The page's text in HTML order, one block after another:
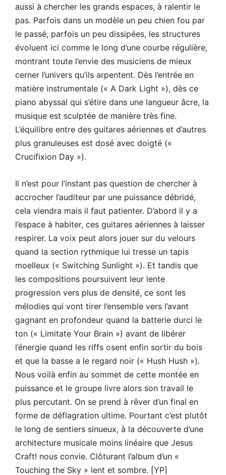
aussi à chercher les grands espaces, à ralentir le
pas. Parfois dans un modèle un peu chien fou par
le passé, parfois un peu dissipées, les structures
évoluent ici comme le long d’une courbe régulière,
montrant toute l’envie des musiciens de mieux
cerner l’univers qu’ils arpentent. Dès l’entrée en
matière instrumentale (« A Dark Light »), dès ce
piano abyssal qui s’étire dans une langueur âcre, la
musique est sculptée de manière très fine.
L’équilibre entre des guitares aériennes et d’autres
plus granuleuses est dosé avec doigté («
Crucifixion Day »).
Il n’est pour l’instant pas question de chercher à
accrocher l’auditeur par une puissance débridé,
cela viendra mais il faut patienter. D’abord il y a
l’espace à habiter, ces guitares aériennes à laisser
respirer. La voix peut alors jouer sur du velours
quand la section rythmique lui tresse un tapis
moelleux (« Switching Sunlight »). Et tandis que
les compositions poursuivent leur lente
progression vers plus de densité, ce sont les
mélodies qui vont tirer l’ensemble vers l’avant
gagnant en profondeur quand la batterie durci le
ton (« Limitate Your Brain ») avant de libérer
l’énergie quand les riffs osent enfin sortir du bois
et que la basse a le regard noir (« Hush Hush »).
Nous voilà enfin au sommet de cette montée en
puissance et le groupe livre alors son travail le
plus percutant. On se prend à rêver d’un final en
forme de déflagration ultime. Pourtant c’est plutôt
le long de sentiers sinueux, à la découverte d’une
architecture musicale moins linéaire que Jesus
Craft! nous convie. Clôturant l’album d’un «
Touching the Sky » lent et sombre. [YP]